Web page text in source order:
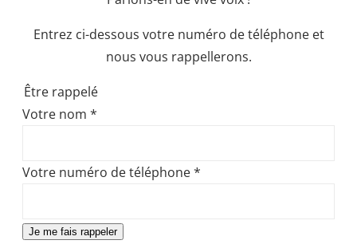
Entrez ci-dessous votre numéro de téléphone et
nous vous rappellerons.
Être rappelé
Votre nom *
Votre numéro de téléphone*
Je me fais rappeler